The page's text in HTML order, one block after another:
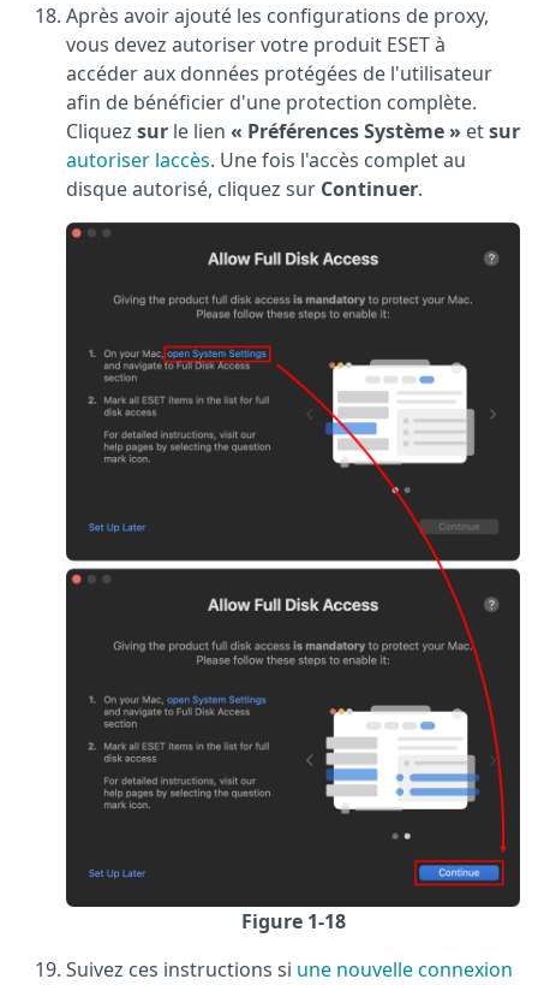
Après avoir ajouté les configurations de proxy,
vous devez autoriser votre produit ESET à
accéder aux données protégées de l'utilisateur
afin de bénéficier d'une protection complète.
Cliquez sur le lien « Préférences Système » etsur
autoriser laccès. Une fois l'accès complet au
disque autorisé, cliquez sur Continuer.
Figure 1-18
Suivez ces instructions si une nouvelle connexion